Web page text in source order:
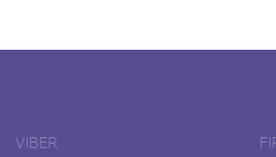
VIBER